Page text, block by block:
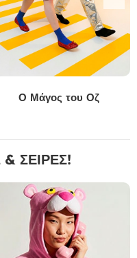
Ο Μάγος του Οζ
& ΣΕΙΡΕΣ!